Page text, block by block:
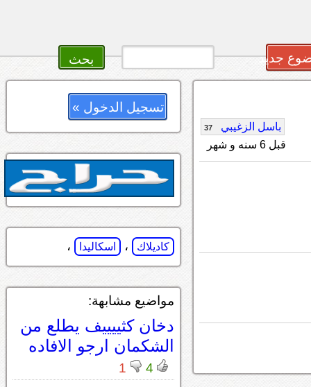
جديد
باسل الزغيبي 37
قبل 6 سنه و شهر
تسجيل الدخول »
كاديلاك ، اسكاليدا ،
مواضيع مشابهة:
دخان كثييييف يطلع من
الشكمان ارجو الافاده
4
1